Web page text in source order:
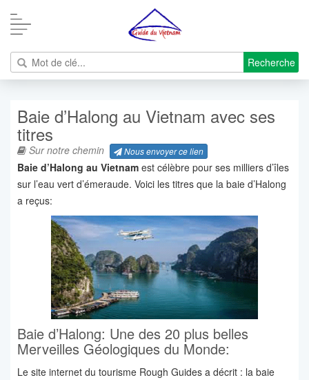
Recherche
Baie d’Halong au Vietnam avec ses
titres
Sur notre chemin Nous envoyer ce lien
Baie d’Halong au Vietnam est célèbre pour ses milliers d’îles
sur l’eau vert d’émeraude. Voici les titres que la baie d’Halong
a reçus:
Baie d’Halong: Une des 20 plus belles
Merveilles Géologiques du Monde:
Le site internet du tourisme Rough Guides a décrit : la baie